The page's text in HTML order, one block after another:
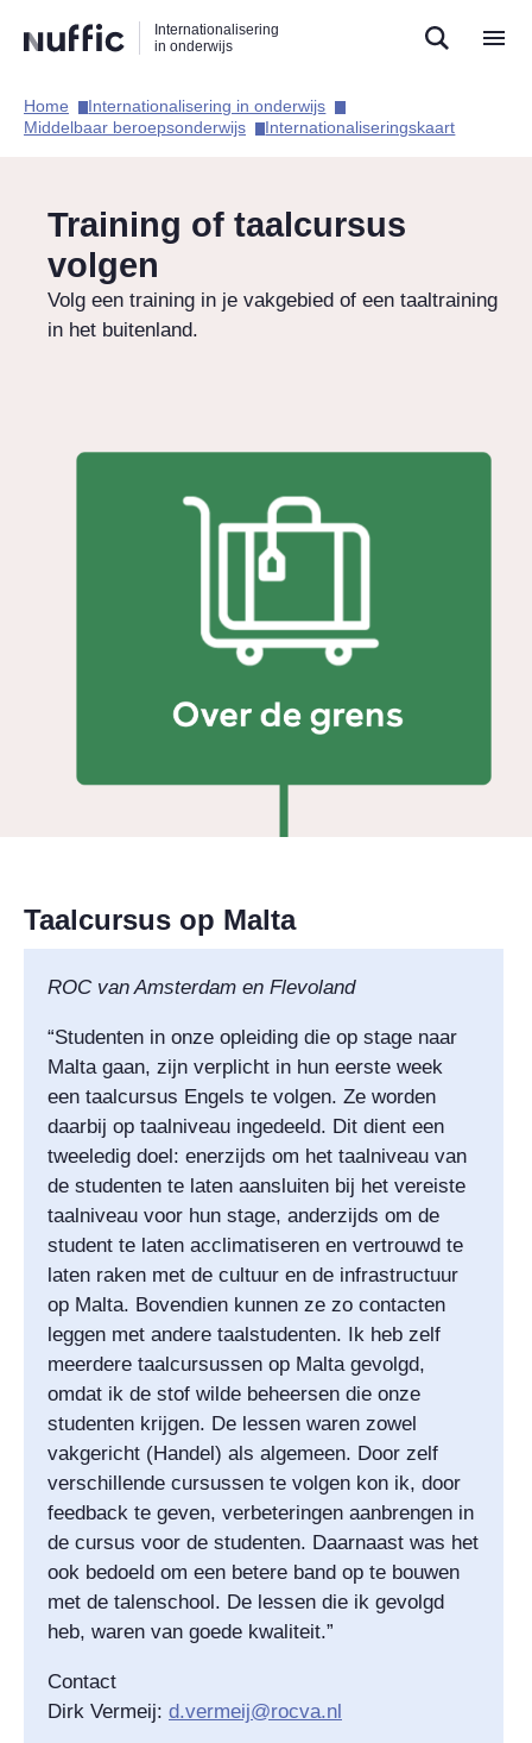
naar
zoekfunctie
naar
hoofdnavigatie
naar
inhoud
Internationalisering
in onderwijs
Hoofdnavigatie
Home​
Internationalisering in onderwijs​
Middelbaar beroepsonderwijs​
Internationaliseringskaart​
Training of taalcursus
volgen
Volg een training in je vakgebied of een taaltraining
in het buitenland.
Taalcursus op Malta
ROC van Amsterdam en Flevoland
“Studenten in onze opleiding die op stage naar
Malta gaan, zijn verplicht in hun eerste week
een taalcursus Engels te volgen. Ze worden
daarbij op taalniveau ingedeeld. Dit dient een
tweeledig doel: enerzijds om het taalniveau van
de studenten te laten aansluiten bij het vereiste
taalniveau voor hun stage, anderzijds om de
student te laten acclimatiseren en vertrouwd te
laten raken met de cultuur en de infrastructuur
op Malta. Bovendien kunnen ze zo contacten
leggen met andere taalstudenten. Ik heb zelf
meerdere taalcursussen op Malta gevolgd,
omdat ik de stof wilde beheersen die onze
studenten krijgen. De lessen waren zowel
vakgericht (Handel) als algemeen. Door zelf
verschillende cursussen te volgen kon ik, door
feedback te geven, verbeteringen aanbrengen in
de cursus voor de studenten. Daarnaast was het
ook bedoeld om een betere band op te bouwen
met de talenschool. De lessen die ik gevolgd
heb, waren van goede kwaliteit.”
Contact
Dirk Vermeij: d.vermeij@rocva.nl